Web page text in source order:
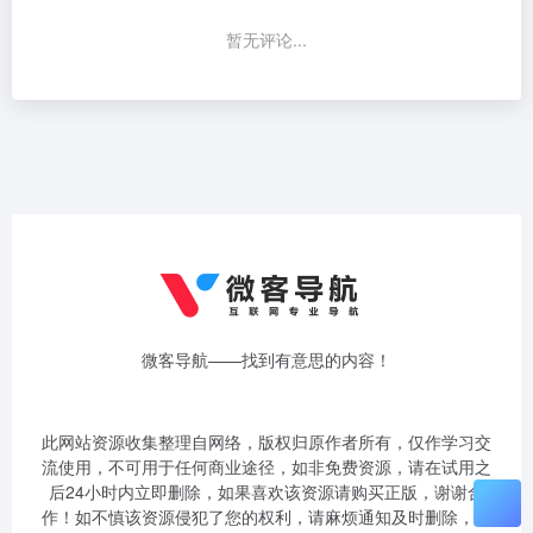
暂无评论...
微客导航——找到有意思的内容！
此网站资源收集整理自网络，版权归原作者所有，仅作学习交
流使用，不可用于任何商业途径，如非免费资源，请在试用之
后24小时内立即删除，如果喜欢该资源请购买正版，谢谢合
作！如不慎该资源侵犯了您的权利，请麻烦通知及时删除，联